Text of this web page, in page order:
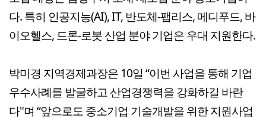
다. 특히 인공지능(AI), IT, 반도체-팹리스, 메디푸드, 바
이오헬스, 드론-로봇 산업 분야 기업은 우대 지원한다.
박미경 지역경제과장은 10일 “이번 사업을 통해 기업
우수사례를 발굴하고 산업경쟁력을 강화하길 바란
다"며 “앞으로도 중소기업 기술개발을 위한 지원사업